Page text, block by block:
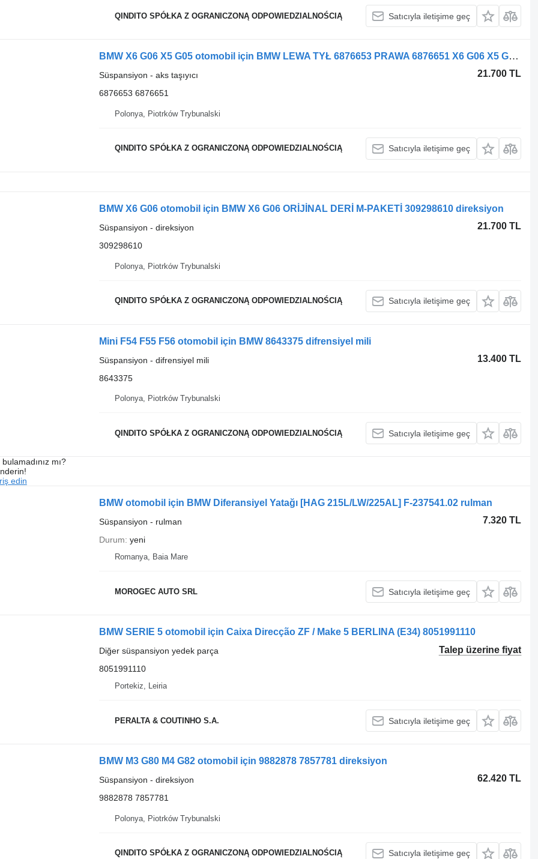
QINDITO SPÓŁKA Z OGRANICZONĄ ODPOWIEDZIALNOŚCIĄ Satıcıyla iletişime geç
BMW X6 G06 X5 G05 otomobil için BMW LEWA TYŁ 6876653 PRAWA 6876651 X6 G06 X5 G05 6876653 6876651 aks taşıyıcı
21.700 TL
Süspansiyon - aks taşıyıcı
6876653 6876651
Polonya, Piotrków Trybunalski
QINDITO SPÓŁKA Z OGRANICZONĄ ODPOWIEDZIALNOŚCIĄ Satıcıyla iletişime geç
BMW X6 G06 otomobil için BMW X6 G06 ORİJİNAL DERİ M-PAKETİ 309298610 direksiyon
21.700 TL
Süspansiyon - direksiyon
309298610
Polonya, Piotrków Trybunalski
QINDITO SPÓŁKA Z OGRANICZONĄ ODPOWIEDZIALNOŚCIĄ Satıcıyla iletişime geç
Mini F54 F55 F56 otomobil için BMW 8643375 difrensiyel mili
13.400 TL
Süspansiyon - difrensiyel mili
8643375
Polonya, Piotrków Trybunalski
QINDITO SPÓŁKA Z OGRANICZONĄ ODPOWIEDZIALNOŚCIĄ Satıcıyla iletişime geç
mı?
edin
BMW otomobil için BMW Diferansiyel Yatağı [HAG 215L/LW/225AL] F-237541.02 rulman
7.320 TL
Süspansiyon - rulman
Durum yeni
Romanya, Baia Mare
MOROGEC AUTO SRL Satıcıyla iletişime geç
BMW SERIE 5 otomobil için Caixa Direcção ZF / Make 5 BERLINA (E34) 8051991110
Talep üzerine fiyat
Diğer süspansiyon yedek parça
8051991110
Portekiz, Leiria
PERALTA & COUTINHO S.A. Satıcıyla iletişime geç
BMW M3 G80 M4 G82 otomobil için 9882878 7857781 direksiyon
62.420 TL
Süspansiyon - direksiyon
9882878 7857781
Polonya, Piotrków Trybunalski
QINDITO SPÓŁKA Z OGRANICZONĄ ODPOWIEDZIALNOŚCIĄ Satıcıyla iletişime geç